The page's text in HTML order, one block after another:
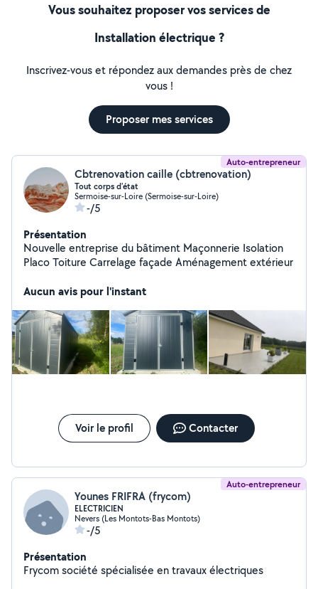
Vous souhaitez proposer vos services de
Installation électrique ?
Inscrivez-vous et répondez aux demandes près de chez
vous !
Proposer mes services
Auto-entrepreneur
Cbtrenovation caille (cbtrenovation)
Tout corps d'état
Sermoise-sur-Loire (Sermoise-sur-Loire)
-/5
Présentation
Nouvelle entreprise du bâtiment Maçonnerie Isolation
Placo Toiture Carrelage façade Aménagement extérieur
Aucun avis pour l'instant
Voir le profil Contacter
Auto-entrepreneur
Younes FRIFRA (frycom)
ELECTRICIEN
Nevers (Les Montots-Bas Montots)
-/5
Présentation
Frycom société spécialisée en travaux électriques